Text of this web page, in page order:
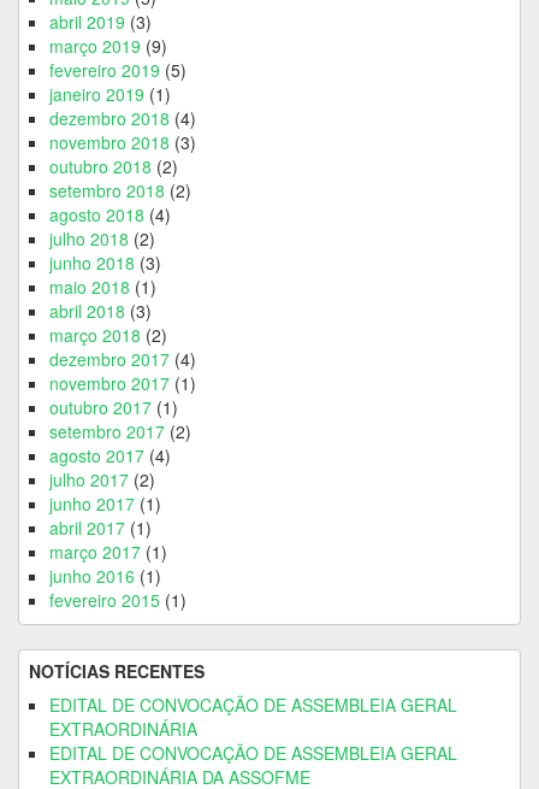
abril 2019 (3)
março 2019 (9)
fevereiro 2019 (5)
janeiro 2019 (1)
dezembro 2018 (4)
novembro 2018 (3)
outubro 2018 (2)
setembro 2018 (2)
agosto 2018 (4)
julho 2018 (2)
junho 2018 (3)
maio 2018 (1)
abril 2018 (3)
março 2018 (2)
dezembro 2017 (4)
novembro 2017 (1)
outubro 2017 (1)
setembro 2017 (2)
agosto 2017 (4)
julho 2017 (2)
junho 2017 (1)
abril 2017 (1)
março 2017 (1)
junho 2016 (1)
fevereiro 2015 (1)
NOTÍCIAS RECENTES
EDITAL DE CONVOCAÇÃO DE ASSEMBLEIA GERAL
EXTRAORDINÁRIA
EDITAL DE CONVOCAÇÃO DE ASSEMBLEIA GERAL
EXTRAORDINÁRIA DA ASSOFME